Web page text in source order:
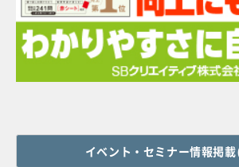
イベント・セミナー情報掲